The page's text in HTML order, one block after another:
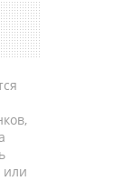
или